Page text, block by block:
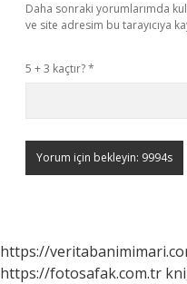
Daha sonraki yorumlarımda
ve site adresim bu tarayıcıya
5 + 3 kaçtır?*
https://
https://fotosafak.com.tr